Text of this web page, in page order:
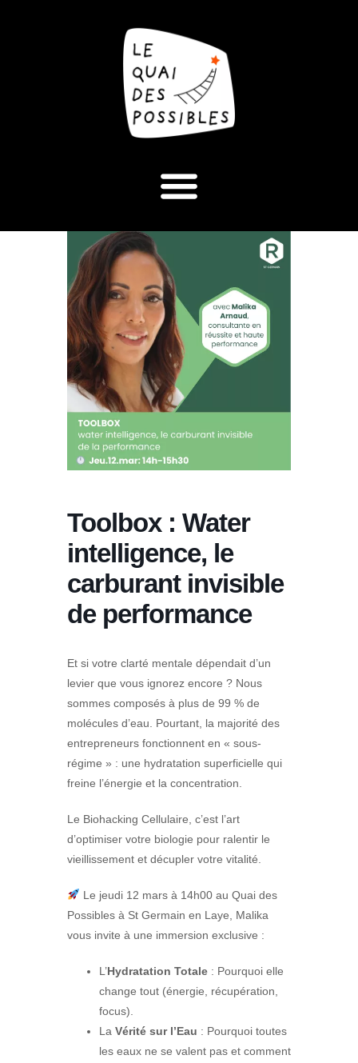
Toolbox : Water
intelligence, le
carburant invisible
de performance
Et si votre clarté mentale dépendait d’un
levier que vous ignorez encore ? Nous
sommes composés à plus de 99 % de
molécules d’eau. Pourtant, la majorité des
entrepreneurs fonctionnent en « sous-
régime » : une hydratation superficielle qui
freine l’énergie et la concentration.
Le Biohacking Cellulaire, c’est l’art
d’optimiser votre biologie pour ralentir le
vieillissement et décupler votre vitalité.
Le jeudi 12 mars à 14h00 au Quai des
Possibles à St Germain en Laye, Malika
vous invite à une immersion exclusive :
L’Hydratation Totale : Pourquoi elle
change tout (énergie, récupération,
focus).
La Vérité sur l’Eau : Pourquoi toutes
les eaux ne se valent pas et comment